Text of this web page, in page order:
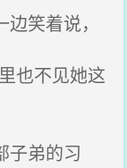
笑着说，
也不见她这
子弟的习